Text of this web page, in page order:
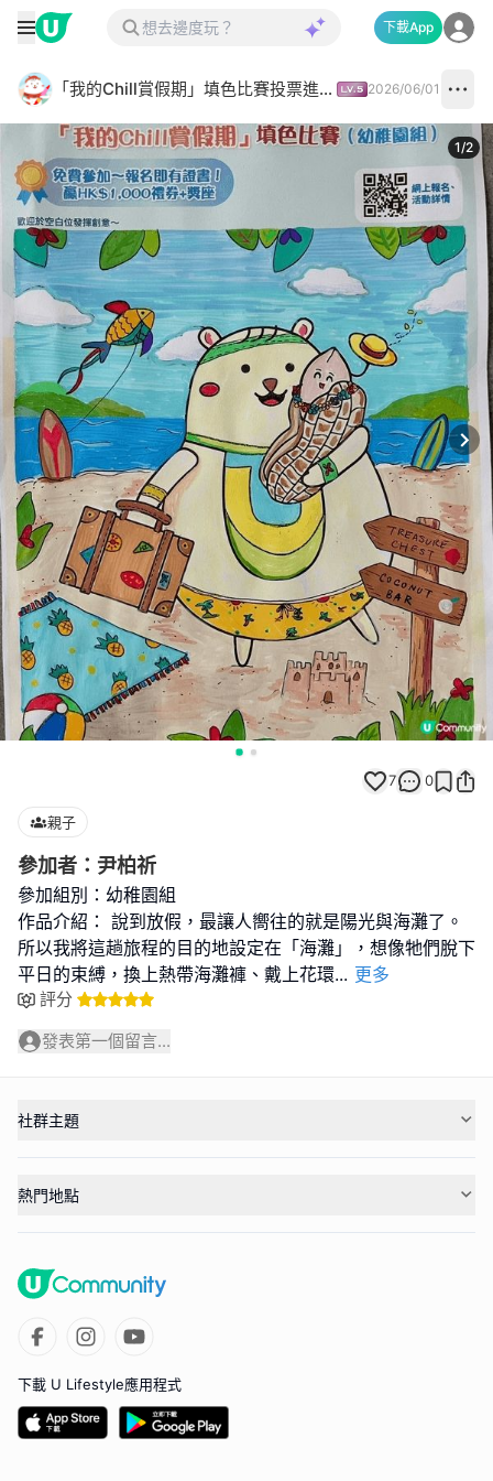
下載App
「我的Chill賞假期」填色比賽投票進行中✅ 2026/06/01
1/2
7 0
親子
參加者：尹柏祈
參加組別：幼稚園組
作品介紹： 說到放假，最讓人嚮往的就是陽光與海灘了。
所以我將這趟旅程的目的地設定在「海灘」，想像牠們脫下
平日的束縛，換上熱帶海灘褲、戴上花環... 更多
評分
發表第一個留言...
社群主題
熱門地點
下載 U Lifestyle應用程式